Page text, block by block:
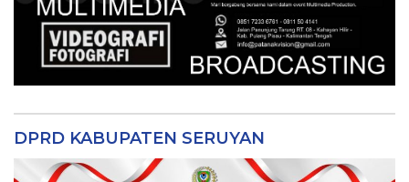
DPRD KABUPATEN SERUYAN